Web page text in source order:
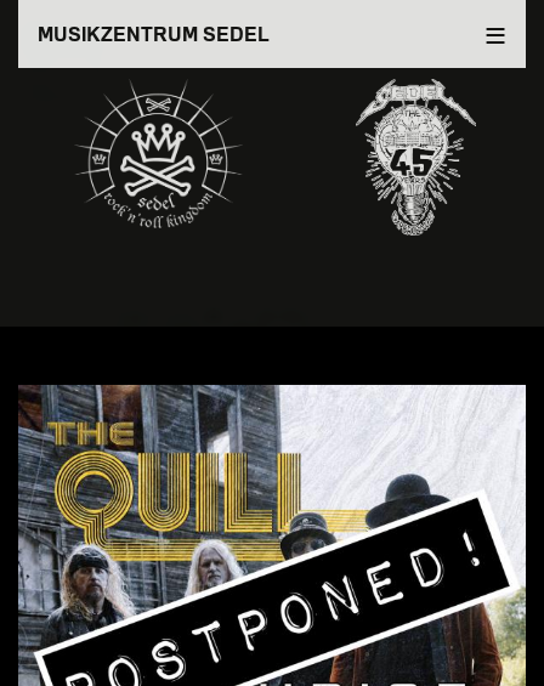
Inhalt
MUSIKZENTRUM SEDEL